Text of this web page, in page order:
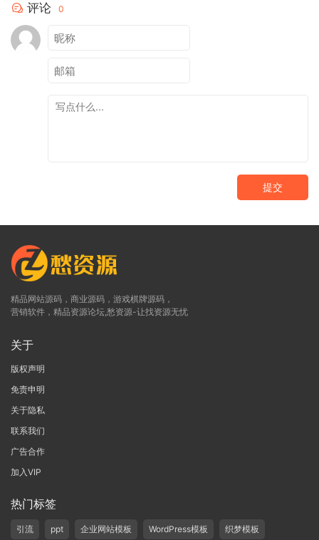
评论 0
提交
精品网站源码，商业源码，游戏棋牌源码，
营销软件，精品资源论坛,愁资源-让找资源无忧
关于
版权声明
免责申明
关于隐私
联系我们
广告合作
加入VIP
热门标签
引流 ppt 企业网站模板 WordPress模板 织梦模板